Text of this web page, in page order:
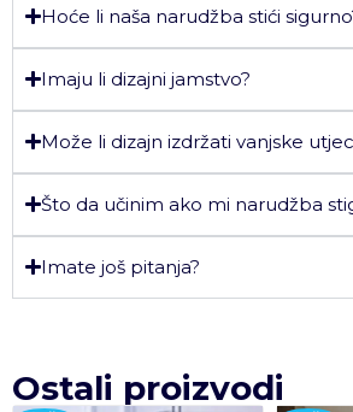
Hoće li naša narudžba stići
Imaju li dizajni jamstvo?
Može li dizajn izdržati vanjske
Što da učinim ako mi narudžba
Imate još pitanja?
Ostali proizvodi